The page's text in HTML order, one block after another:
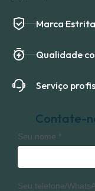
Marca
Qualidade
Serviço
Contate-
Seu nome *
Seu telefone/